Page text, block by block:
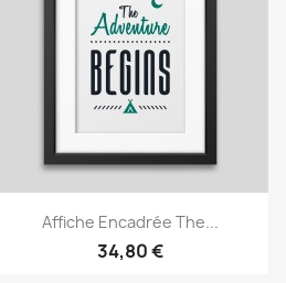
 Anteprima
Affiche Encadrée The...
34,80 €